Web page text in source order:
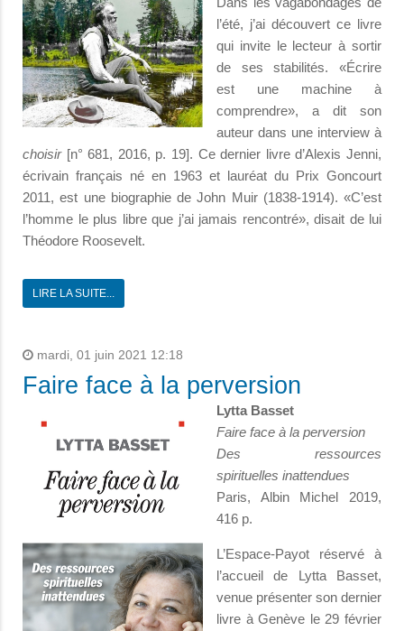
l’été, j’ai découvert ce livre
qui invite le lecteur à sortir
de ses stabilités. «Écrire
est une machine à
comprendre», a dit son
auteur dans une interview à
choisir[n° 681, 2016, p. 19]. Ce dernier livre d’Alexis Jenni,
écrivain français né en 1963 et lauréat du Prix Goncourt
2011, est une biographie de John Muir (1838-1914). «C’est
l’homme le plus libre que j’ai jamais rencontré», disait de lui
Théodore Roosevelt.
LIRE LA SUITE...
mardi, 01 juin 2021 12:18
Faire face à la perversion
Lytta Basset
Faire face à la perversion
Des ressources
spirituelles inattendues
Paris, Albin Michel 2019,
416 p.
L’Espace-Payot réservé à
l’accueil de Lytta Basset,
venue présenter son dernier
livre à Genève le 29 février